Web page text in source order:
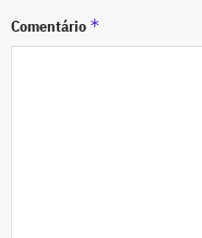
Comentário *